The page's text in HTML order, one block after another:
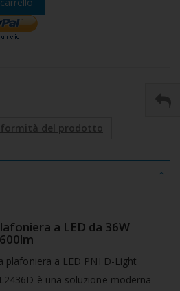
del prodotto
a LED da 36W
plafoniera a LED PNI D-Light
è una soluzione moderna